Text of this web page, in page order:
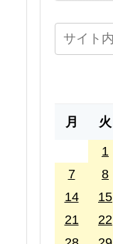
月 火
1
7
8
14
15
21
22